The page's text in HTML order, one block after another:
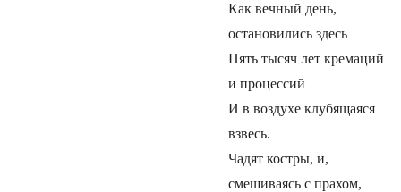
Как вечный день,
остановились здесь
Пять тысяч лет кремаций
и процессий
И в воздухе клубящаяся
взвесь.
Чадят костры, и,
смешиваясь с прахом,